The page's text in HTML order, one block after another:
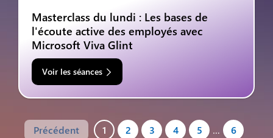
Masterclass du lundi : Les bases de
l'écoute active des employés avec
Microsoft Viva Glint
Voir les séances
Précédent 1 2 3 4 5 …
6